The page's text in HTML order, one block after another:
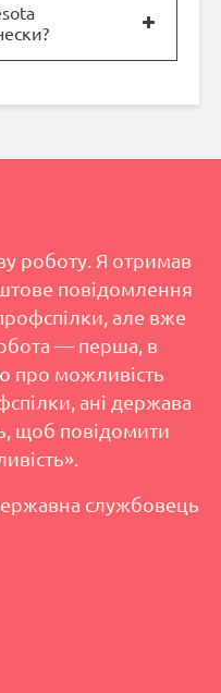
роботу. Я отримав
повідомлення
але вже
— перша, в
про можливість
ані держава
щоб повідомити
службовець